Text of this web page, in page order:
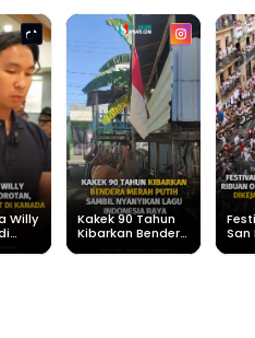
Willy
Kakek 90 Tahun
Kibarkan Bendera
San